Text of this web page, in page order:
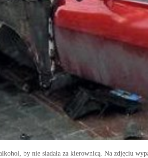
by nie siadała za kierownicą. Na zdjęciu